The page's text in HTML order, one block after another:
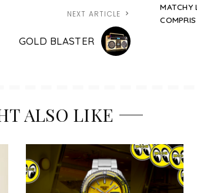
NEXT ARTICLE
GOLD BLASTER
MATCHY
COMPRIS
ALSO LIKE